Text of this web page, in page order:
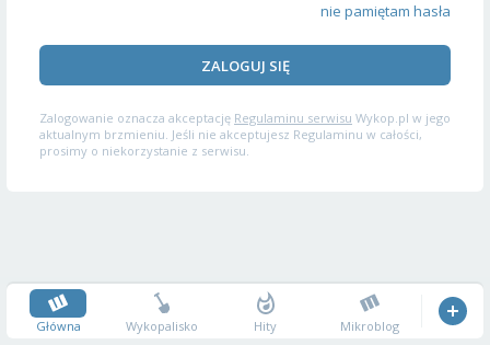
nie pamiętam hasła
ZALOGUJ SIĘ
Zalogowanie oznacza akceptację Regulaminu serwisu Wykop.pl w jego
aktualnym brzmieniu. Jeśli nie akceptujesz Regulaminu w całości,
prosimy o niekorzystanie z serwisu.
Główna Wykopalisko Hity Mikroblog